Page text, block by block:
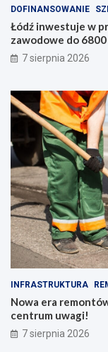
DOFINANSOWANIE
Łódź inwestuje w
zawodowe do 6800
7 sierpnia 2026
INFRASTRUKTURA
Nowa era
centrum uwagi!
7 sierpnia 2026